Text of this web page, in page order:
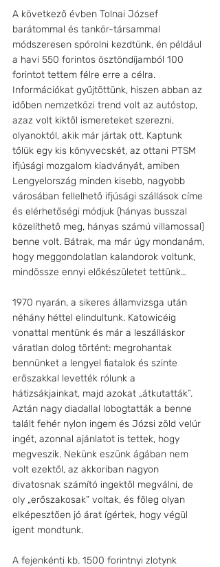
A következő évben Tolnai József
barátommal és tankör-társammal
módszeresen spórolni kezdtünk, én például
a havi 550 forintos ösztöndíjamból 100
forintot tettem félre erre a célra.
Információkat gyűjtöttünk, hiszen abban az
időben nemzetközi trend volt az autóstop,
azaz volt kiktől ismereteket szerezni,
olyanoktól, akik már jártak ott. Kaptunk
tőlük egy kis könyvecskét, az ottani PTSM
ifjúsági mozgalom kiadványát, amiben
Lengyelország minden kisebb, nagyobb
városában fellelhető ifjúsági szállások címe
és elérhetőségi módjuk (hányas busszal
közelíthető meg, hányas számú villamossal)
benne volt. Bátrak, ma már úgy mondanám,
hogy meggondolatlan kalandorok voltunk,
mindössze ennyi előkészületet tettünk…
1970 nyarán, a sikeres államvizsga után
néhány héttel elindultunk. Katowicéig
vonattal mentünk és már a leszálláskor
váratlan dolog történt: megrohantak
bennünket a lengyel fiatalok és szinte
erőszakkal levették rólunk a
hátizsákjainkat, majd azokat „átkutatták”.
Aztán nagy diadallal lobogtatták a benne
talált fehér nylon ingem és Józsi zöld velúr
ingét, azonnal ajánlatot is tettek, hogy
megveszik. Nekünk eszünk ágában nem
volt ezektől, az akkoriban nagyon
divatosnak számító ingektől megválni, de
oly „erőszakosak” voltak, és főleg olyan
elképesztően jó árat ígértek, hogy végül
igent mondtunk.
A fejenkénti kb. 1500 forintnyi zlotynk